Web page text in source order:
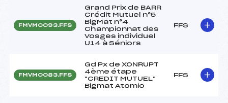
FMVM0093.FFS
Grand Prix de BARR
Crédit Mutuel n°5
BigMat n°4
Championnat des
Vosges individuel
U14 à Séniors
FFS
FMVM0083.FFS
Gd Px de XONRUPT
4ème étape
"CREDIT MUTUEL"
Bigmat Atomic
FFS